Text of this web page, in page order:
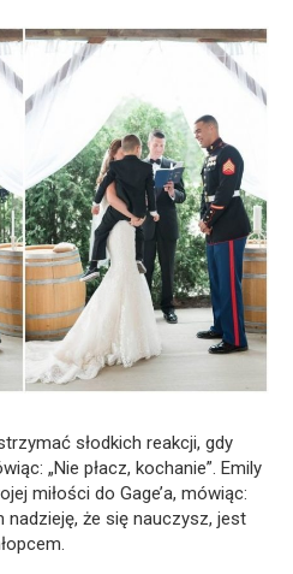
słodkich reakcji, gdy
„Nie płacz, kochanie”. Emily
miłości do Gage’a, mówiąc:
nadzieję, że się nauczysz, jest